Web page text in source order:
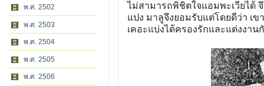
พ.ศ. 2502
พ.ศ. 2503
พ.ศ. 2504
พ.ศ. 2505
พ.ศ. 2506
ไม่สามารถพิชิตใจแอมพะเวียได้
แปง มาลูจึงยอมรับแต่โดยดีว่า เ
เคอะแบ่งได้ครองรักและแต่งงา